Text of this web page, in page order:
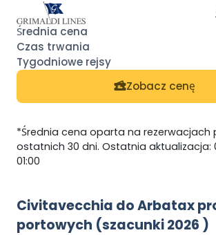
Zobacz cenę
*Średnia cena oparta na rezerwacjach
ostatnich 30 dni. Ostatnia aktualizacja:
01:00
Civitavecchia do Arbatax
portowych (szacunki 2026 )